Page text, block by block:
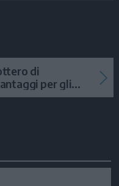
di
per gli
alta quota